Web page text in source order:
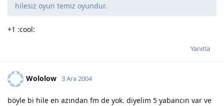
hilesiz oyun temiz oyundur.
+1 :cool:
Yanıtla
Wololow 3 Ara 2004
böyle bi hile en azından fm de yok. diyelim 5 yabancın var ve